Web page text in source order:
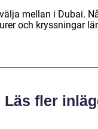
mellan i Dubai.
och kryssningar
Läs fler